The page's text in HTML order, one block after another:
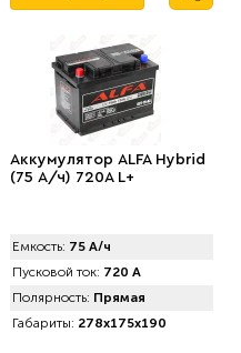
Аккумулятор АLFA Hybrid
(75 А/ч) 720A L+
Емкость: 75 А/ч
Пусковой ток: 720 А
Полярность: Прямая
Габариты: 278x175x190